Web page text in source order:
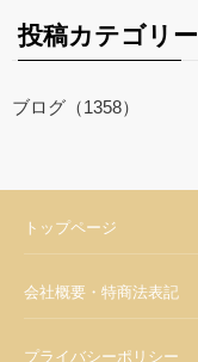
投稿カテゴリー
ブログ（1358）
トップページ
会社概要・特商法表記
プライバシーポリシー